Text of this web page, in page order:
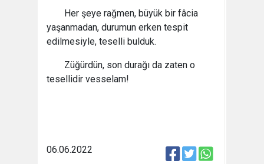
Her şeye rağmen, büyük bir fâcia
yaşanmadan, durumun erken tespit
edilmesiyle, teselli bulduk.
Züğürdün, son durağı da zaten o
tesellidir vesselam!
06.06.2022